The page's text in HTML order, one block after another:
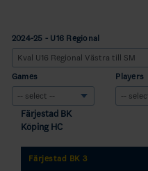
2024-25 - U16 Regional
Games Players
Färjestad BK
Köping HC
Färjestad BK 3